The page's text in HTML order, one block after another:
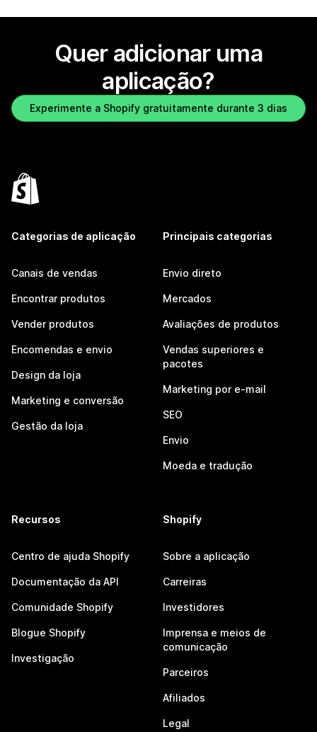
Quer adicionar uma
aplicação?
Experimente a Shopify gratuitamente durante 3 dias
Categorias de aplicação
Canais de vendas
Encontrar produtos
Vender produtos
Encomendas e envio
Design da loja
Marketing e conversão
Gestão da loja
Principais categorias
Envio direto
Mercados
Avaliações de produtos
Vendas superiores e
pacotes
Marketing por e-mail
SEO
Envio
Moeda e tradução
Recursos
Centro de ajuda Shopify
Documentação da API
Comunidade Shopify
Blogue Shopify
Investigação
Shopify
Sobre a aplicação
Carreiras
Investidores
Imprensa e meios de
comunicação
Parceiros
Afiliados
Legal